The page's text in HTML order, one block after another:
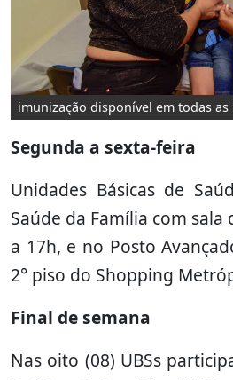
imunização disponível em todas as
Segunda a sexta-feira
Unidades Básicas de
Saúde da Família com sala
a 17h, e no Posto
2° piso do Shopping
Final de semana
Nas oito (08) UBSs